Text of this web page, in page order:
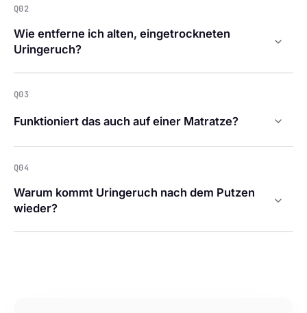
Q02
Wie entferne ich alten, eingetrockneten
Uringeruch?
Q03
Funktioniert das auch auf einer Matratze?
Q04
Warum kommt Uringeruch nach dem Putzen
wieder?